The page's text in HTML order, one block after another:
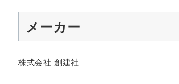
メーカー
株式会社 創建社